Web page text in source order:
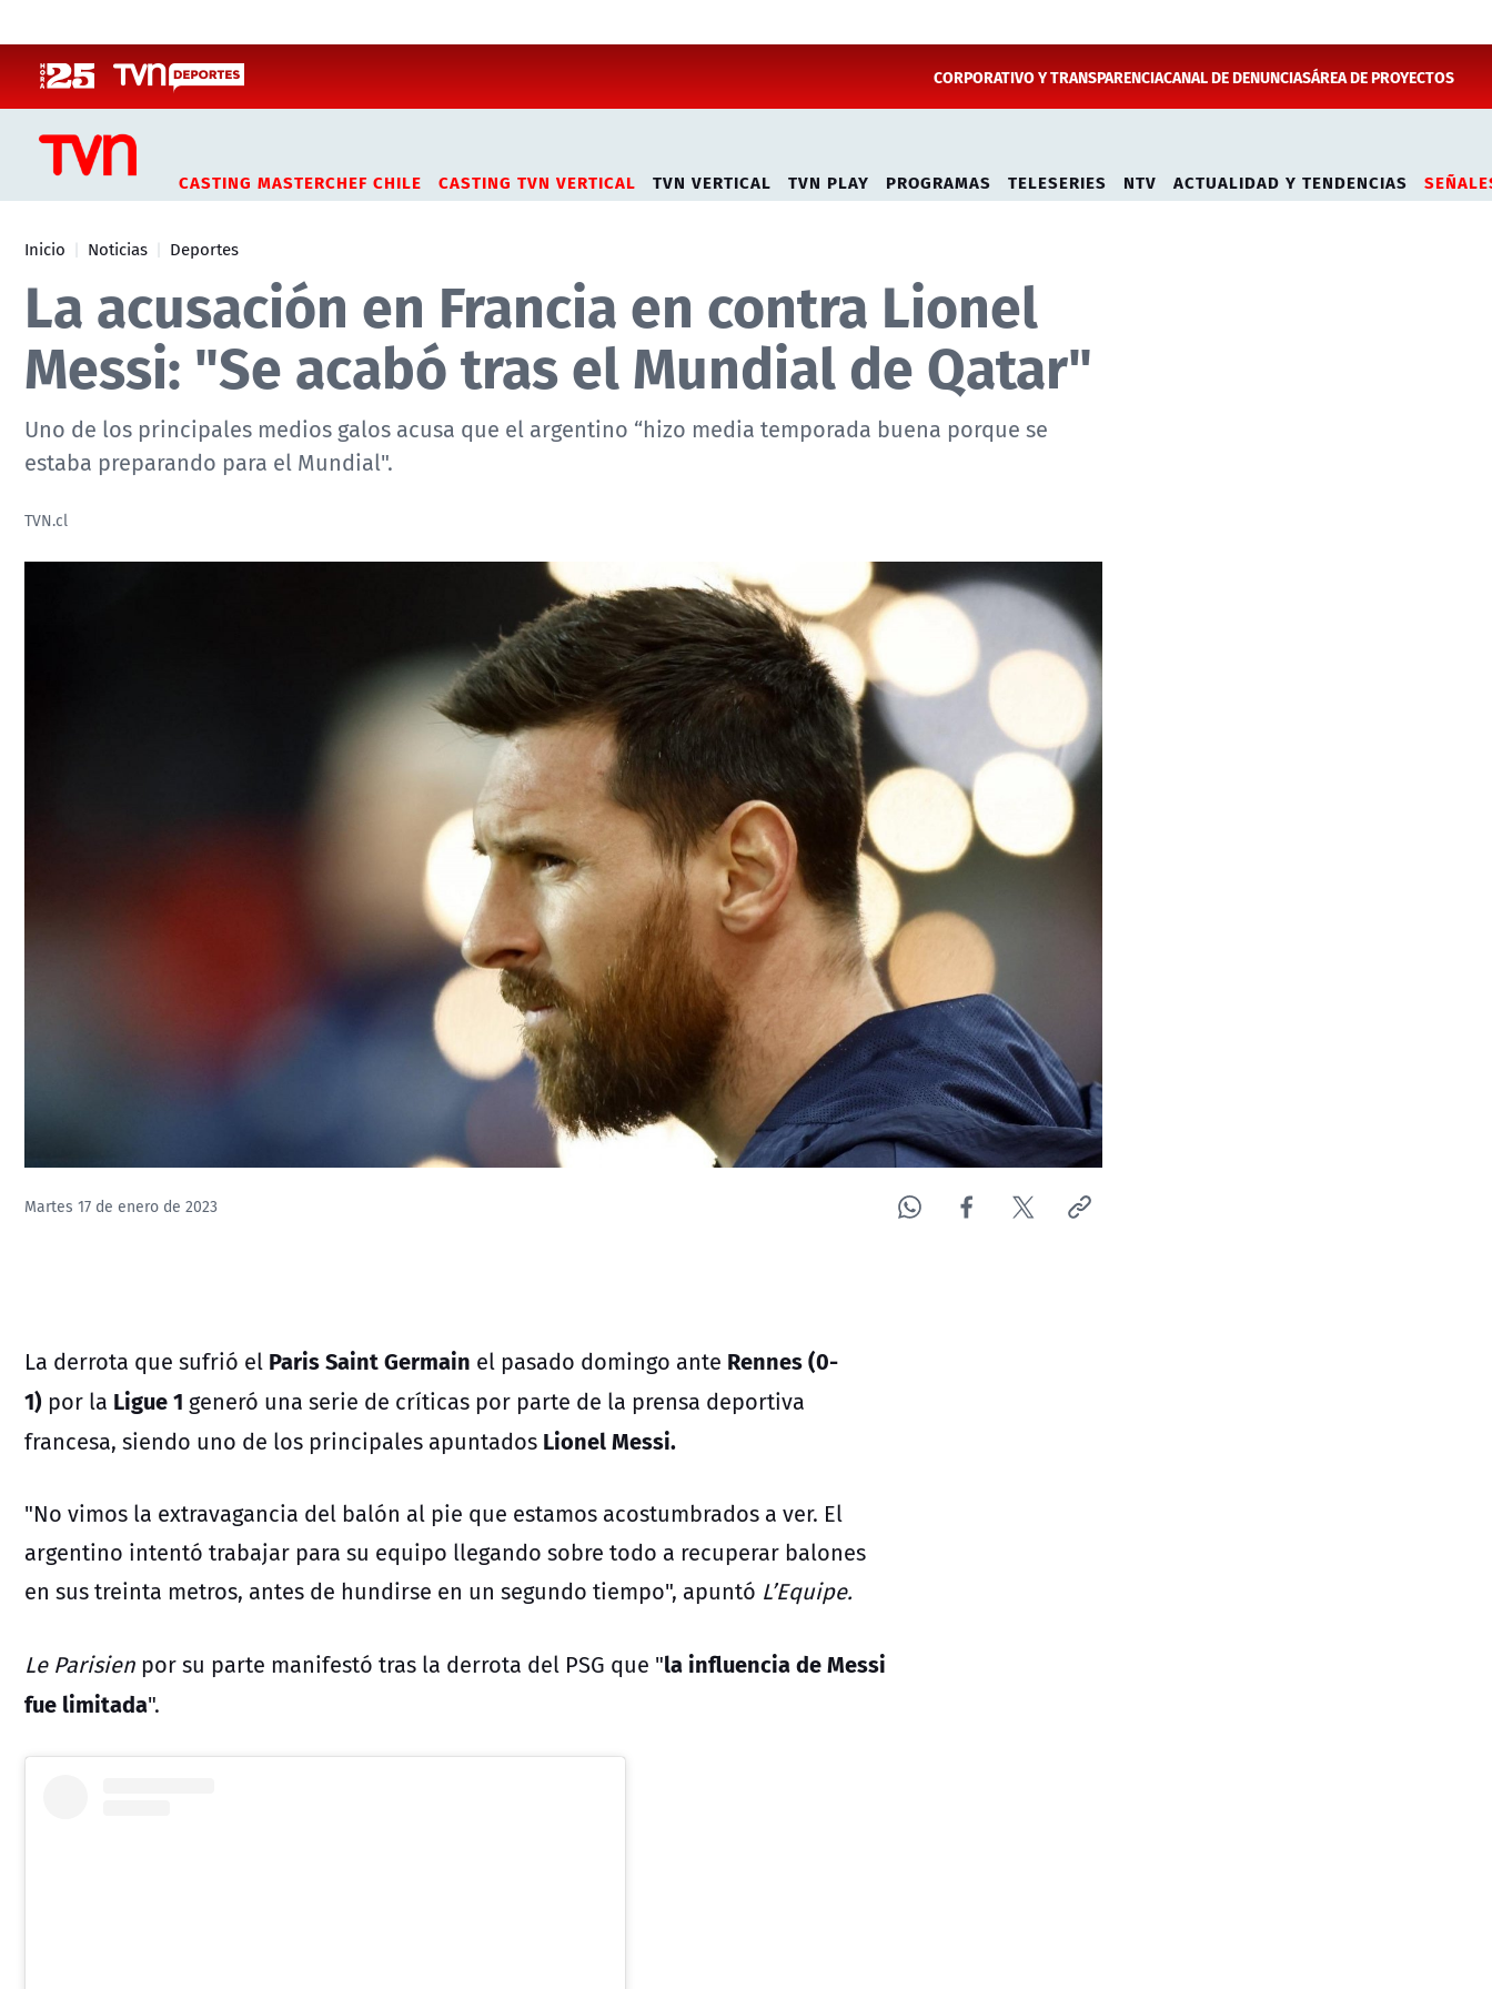
CORPORATIVO Y TRANSPARENCIACANAL DE DENUNCIASÁREA DE PROYECTOS
CASTING MASTERCHEF CHILE CASTING TVN VERTICAL TVN VERTICAL TVN PLAY PROGRAMAS TELESERIES NTV ACTUALIDAD Y TENDENCIAS
Inicio Noticias Deportes
La acusación en Francia en contra Lionel
Messi: "Se acabó tras el Mundial de Qatar"
Uno de los principales medios galos acusa que el argentino “hizo media temporada buena porque se
estaba preparando para el Mundial".
TVN.cl
Martes 17 de enero de 2023
La derrota que sufrió el Paris Saint Germain el pasado domingo ante Rennes (0-
1) por la Ligue 1 generó una serie de críticas por parte de la prensa deportiva
francesa, siendo uno de los principales apuntados Lionel Messi.
"No vimos la extravagancia del balón al pie que estamos acostumbrados a ver. El
argentino intentó trabajar para su equipo llegando sobre todo a recuperar balones
en sus treinta metros, antes de hundirse en un segundo tiempo", apuntó L’Equipe.
Le Parisien por su parte manifestó tras la derrota del PSG que "la influencia de Messi
fue limitada".